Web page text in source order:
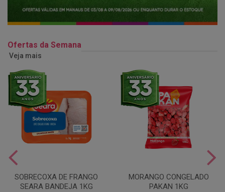
Ofertas da Semana
Veja mais
SOBRECOXA DE FRANGO
SEARA BANDEJA 1KG
MORANGO CONGELADO
PAKAN 1KG